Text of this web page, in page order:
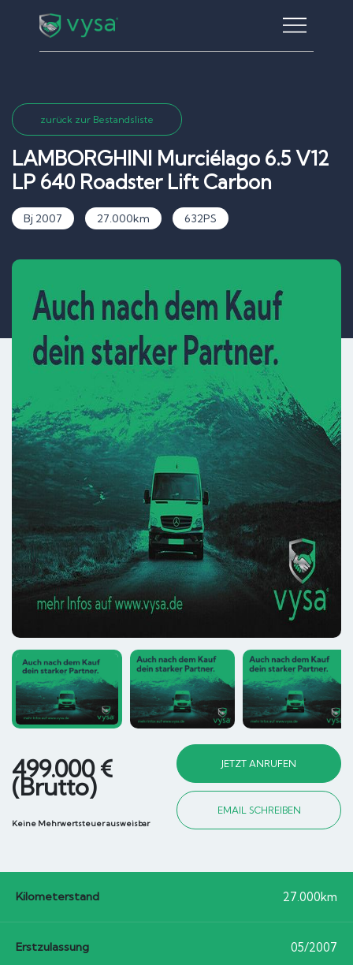
zurück zur Bestandsliste
LAMBORGHINI Murciélago 6.5 V12
LP 640 Roadster Lift Carbon
Bj 2007 27.000km 632PS
499.000 €
(Brutto)
Keine Mehrwertsteuer ausweisbar
JETZT ANRUFEN
EMAIL SCHREIBEN
Kilometerstand 27.000km
Erstzulassung 05/2007